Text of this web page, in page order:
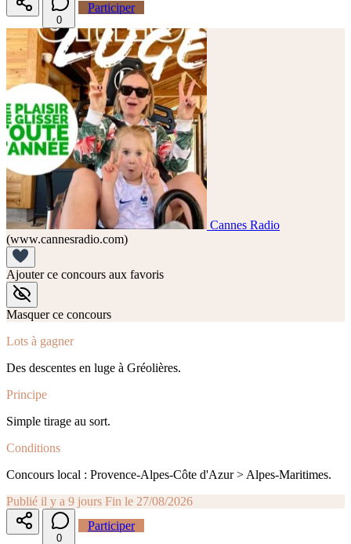
0
Participer
Cannes Radio
(www.cannesradio.com)
Ajouter ce concours aux favoris
Masquer ce concours
Lots à gagner
Des descentes en luge à Gréolières.
Principe
Simple tirage au sort.
Conditions
Concours local : Provence-Alpes-Côte d'Azur > Alpes-Maritimes.
Publié il y a 9 jours Fin le 27/08/2026
0
Participer